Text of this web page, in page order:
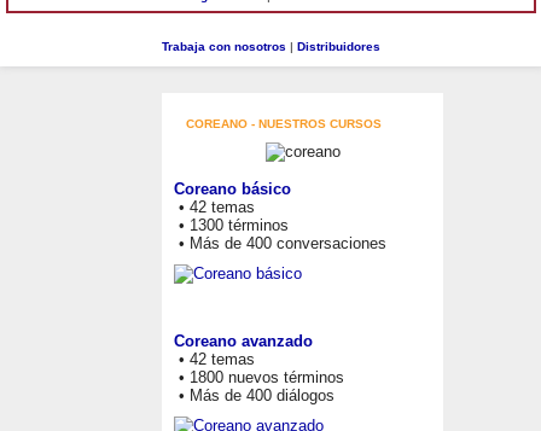
Trabaja con nosotros | Distribuidores
COREANO - NUESTROS CURSOS
Coreano básico
• 42 temas
• 1300 términos
• Más de 400 conversaciones
Coreano avanzado
• 42 temas
• 1800 nuevos términos
• Más de 400 diálogos